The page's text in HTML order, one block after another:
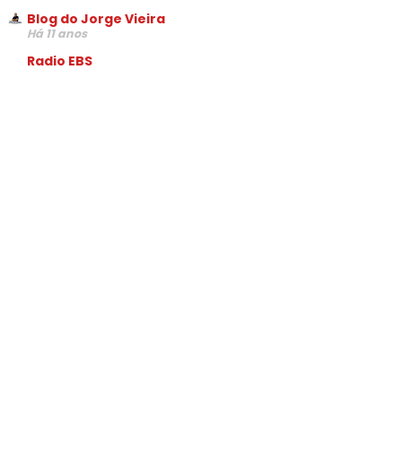
Blog do Jorge Vieira
Há 11 anos
Radio EBS